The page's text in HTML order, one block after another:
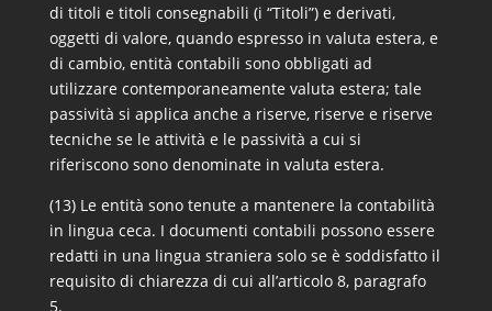
di titoli e titoli consegnabili (i “Titoli”) e derivati,
oggetti di valore, quando espresso in valuta estera, e
di cambio, entità contabili sono obbligati ad
utilizzare contemporaneamente valuta estera; tale
passività si applica anche a riserve, riserve e riserve
tecniche se le attività e le passività a cui si
riferiscono sono denominate in valuta estera.
(13) Le entità sono tenute a mantenere la contabilità
in lingua ceca. I documenti contabili possono essere
redatti in una lingua straniera solo se è soddisfatto il
requisito di chiarezza di cui all’articolo 8, paragrafo
5.